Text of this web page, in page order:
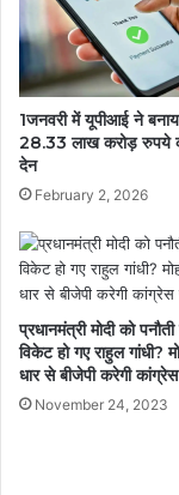
1️जनवरी में यूपीआई ने
28.33 लाख करोड़ रुपये
देन
February 2, 2026
प्रधानमंत्री मोदी को
विकेट हो गए राहुल गांधी?
धार से बीजेपी करेगी
November 24, 2023